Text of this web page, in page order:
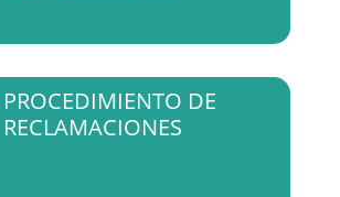
DE
RECLAMACIONES